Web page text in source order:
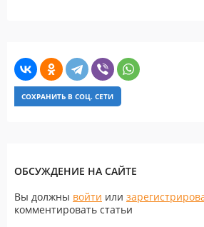
СОХРАНИТЬ В СОЦ. СЕТИ
ОБСУЖДЕНИЕ НА САЙТЕ
Вы должны войти или
комментировать статьи